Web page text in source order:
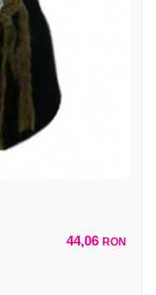
44,06 RON